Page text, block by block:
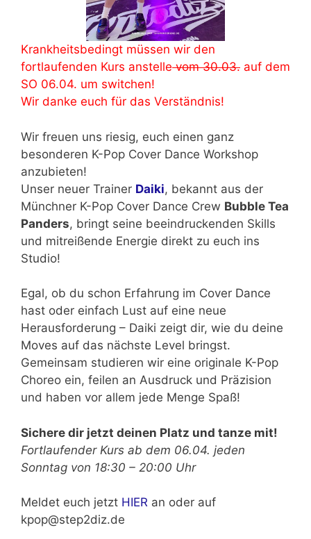
Krankheitsbedingt müssen wir den
fortlaufenden Kurs anstellevom 30.03. auf dem
SO 06.04. um switchen!
Wir danke euch für das Verständnis!
Wir freuen uns riesig, euch einen ganz
besonderen K-Pop Cover Dance Workshop
anzubieten!
Unser neuer Trainer Daiki, bekannt aus der
Münchner K-Pop Cover Dance Crew Bubble Tea
Panders, bringt seine beeindruckenden Skills
und mitreißende Energie direkt zu euch ins
Studio!
Egal, ob du schon Erfahrung im Cover Dance
hast oder einfach Lust auf eine neue
Herausforderung – Daiki zeigt dir, wie du deine
Moves auf das nächste Level bringst.
Gemeinsam studieren wir eine originale K-Pop
Choreo ein, feilen an Ausdruck und Präzision
und haben vor allem jede Menge Spaß!
Sichere dir jetzt deinen Platz und tanze mit!
Fortlaufender Kurs ab dem 06.04. jeden
Sonntag von 18:30 – 20:00 Uhr
Meldet euch jetzt HIER an oder auf
kpop@step2diz.de